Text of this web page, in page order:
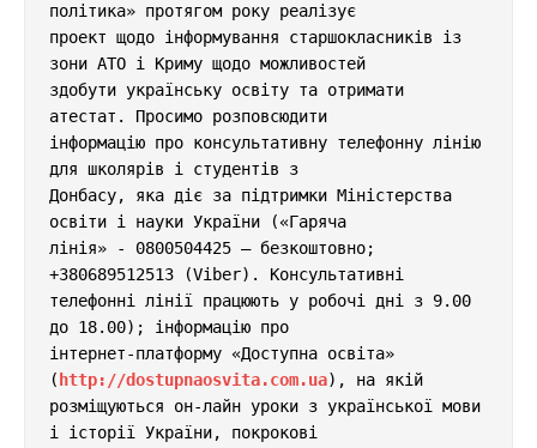
політика» протягом року реалізує
проект щодо інформування старшокласників із
зони АТО і Криму щодо можливостей
здобути українську освіту та отримати
атестат. Просимо розповсюдити
інформацію про консультативну телефонну лінію
для школярів і студентів з
Донбасу, яка діє за підтримки Міністерства
освіти і науки України («Гаряча
лінія» - 0800504425 – безкоштовно;
+380689512513 (Viber). Консультативні
телефонні лінії працюють у робочі дні з 9.00
до 18.00); інформацію про
інтернет-платформу «Доступна освіта»
( http://dostupnaosvita.com.ua), на якій
розміщуються он-лайн уроки з української мови
і історії України, покрокові